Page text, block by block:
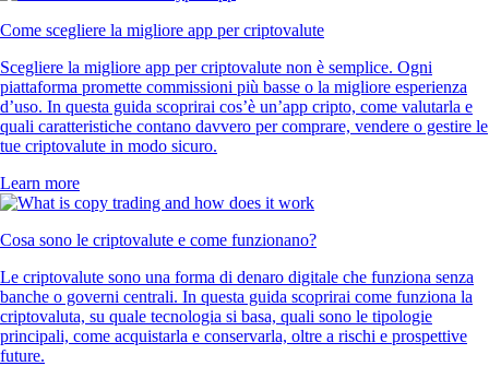
Come scegliere la migliore app per criptovalute
Scegliere la migliore app per criptovalute non è semplice. Ogni
piattaforma promette commissioni più basse o la migliore esperienza
d’uso. In questa guida scoprirai cos’è un’app cripto, come valutarla e
quali caratteristiche contano davvero per comprare, vendere o gestire le
tue criptovalute in modo sicuro.
Learn more
Cosa sono le criptovalute e come funzionano?
Le criptovalute sono una forma di denaro digitale che funziona senza
banche o governi centrali. In questa guida scoprirai come funziona la
criptovaluta, su quale tecnologia si basa, quali sono le tipologie
principali, come acquistarla e conservarla, oltre a rischi e prospettive
future.